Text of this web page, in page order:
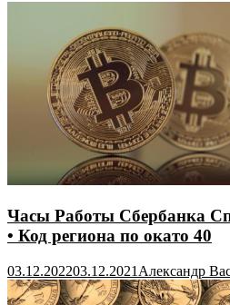
Часы Работы Сбербанка
• Код региона по окато 40
03.12.202203.12.2021 Александр